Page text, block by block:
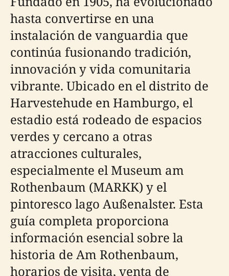
hasta convertirse en una
instalación de vanguardia que
continúa fusionando tradición,
innovación y vida comunitaria
vibrante. Ubicado en el distrito de
Harvestehude en Hamburgo, el
estadio está rodeado de espacios
verdes y cercano a otras
atracciones culturales,
especialmente el Museum am
Rothenbaum (MARKK) y el
pintoresco lago Außenalster. Esta
guía completa proporciona
información esencial sobre la
historia de Am Rothenbaum,
horarios de visita, venta de